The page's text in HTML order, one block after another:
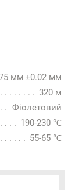
мм ±0.02 мм
320 м
Фіолетовий
190-230 ℃
55-65 ℃